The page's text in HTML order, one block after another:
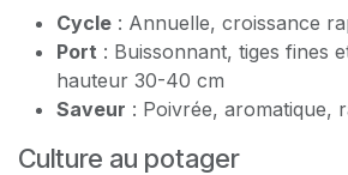
Cycle : Annuelle, croissance
Port : Buissonnant, tiges fines
hauteur 30-40 cm
Saveur : Poivrée, aromatique,
Culture au potager